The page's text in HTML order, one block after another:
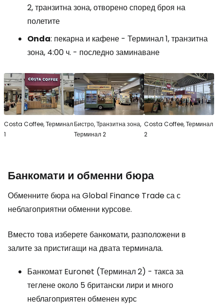
2, транзитна зона, отворено според броя на
полетите
Onda: пекарна и кафене - Терминал 1, транзитна
зона, 4:00 ч. - последно заминаване
Costa Coffee, Терминал
1
Бистро, Транзитна зона,
Терминал 2
Costa Coffee, Терминал
2
Банкомати и обменни бюра
Обменните бюра на Global Finance Trade са с
неблагоприятни обменни курсове.
Вместо това изберете банкомати, разположени в
залите за пристигащи на двата терминала.
Банкомат Euronet (Терминал 2) - такса за
теглене около 5 британски лири и много
неблагоприятен обменен курс